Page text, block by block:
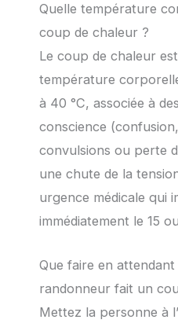
Quelle température
coup de chaleur ?
Le coup de chaleur
température
à 40 °C, associée à
conscience
convulsions ou perte
une chute de la
urgence médicale qui
immédiatement le 15
Que faire en
randonneur fait un
Mettez la personne à